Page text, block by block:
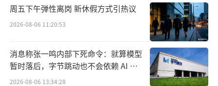
周五下午弹性离岗 新休假方式引热议
2026-08-06 11:20:53
消息称张一鸣内部下死命令：就算模型
暂时落后，字节跳动也不会依赖 AI 蒸
馏技术
2026-08-06 13:34:28